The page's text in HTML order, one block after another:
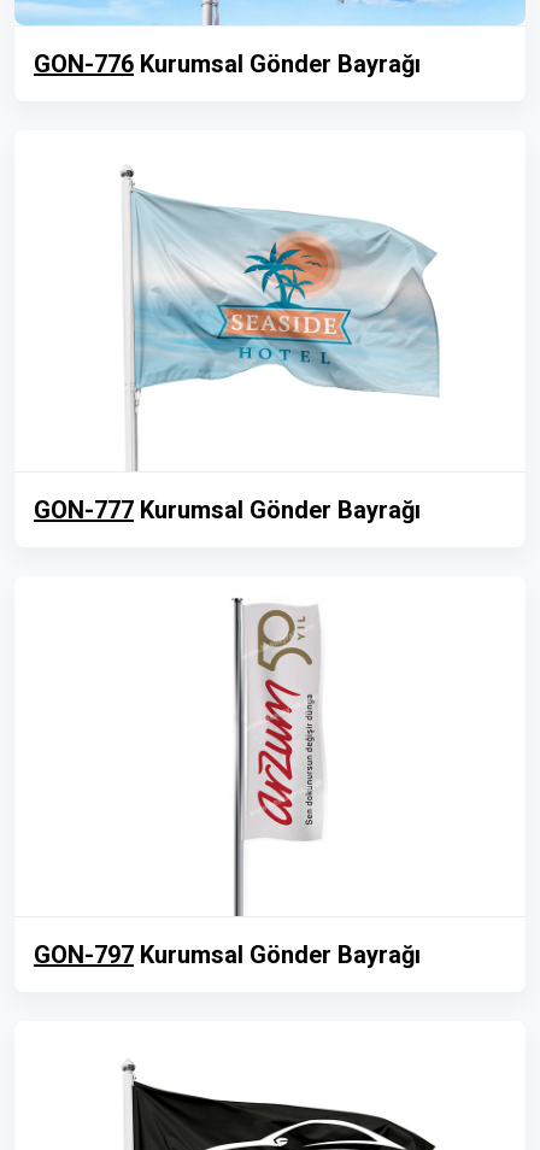
GON-776 Kurumsal Gönder Bayrağı
GON-777 Kurumsal Gönder Bayrağı
GON-797 Kurumsal Gönder Bayrağı